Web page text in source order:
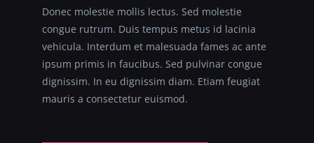
Donec molestie mollis lectus. Sed molestie
congue rutrum. Duis tempus metus id lacinia
vehicula. Interdum et malesuada fames ac ante
ipsum primis in faucibus. Sed pulvinar congue
dignissim. In eu dignissim diam. Etiam feugiat
mauris a consectetur euismod.